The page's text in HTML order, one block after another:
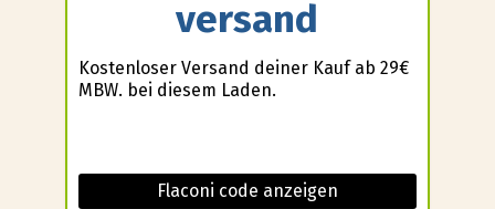
versand
Kostenloser Versand deiner Kauf ab 29€
MBW. bei diesem Laden.
Flaconi code anzeigen